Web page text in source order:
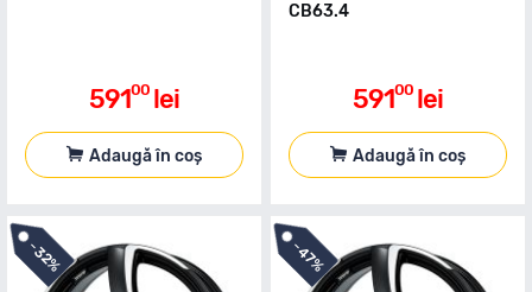
59100 lei
Adaugă în coș
CB63.4
59100 lei
Adaugă în coș
-32% -47%